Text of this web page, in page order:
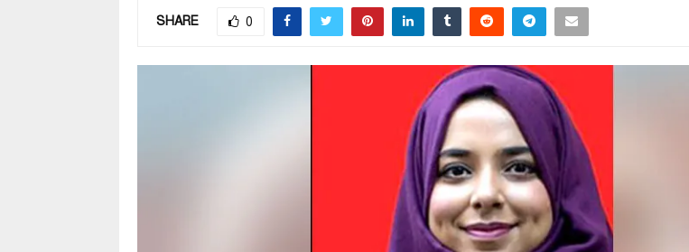
SHARE 0